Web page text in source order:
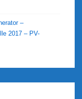
–
2017 – PV-